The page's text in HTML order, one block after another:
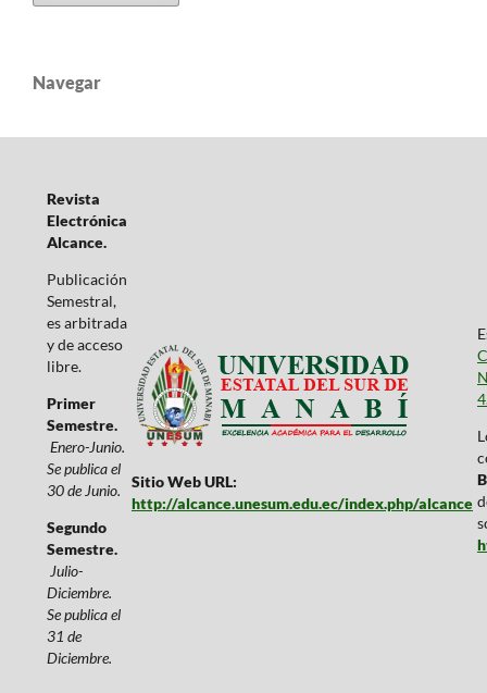
Navegar
Revista
Electrónica
Alcance.
Publicación
Semestral,
es arbitrada
y de acceso
libre.
Primer
Semestre.
Enero-Junio.
Se publica el
30 de Junio.
Segundo
Semestre.
Julio-
Diciembre.
Se publica el
31 de
Diciembre.
Sitio Web URL:
http://alcance.unesum.edu.ec/index.php/alcance